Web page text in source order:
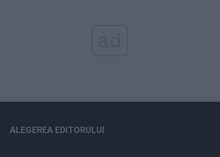
ALEGEREA EDITORULUI